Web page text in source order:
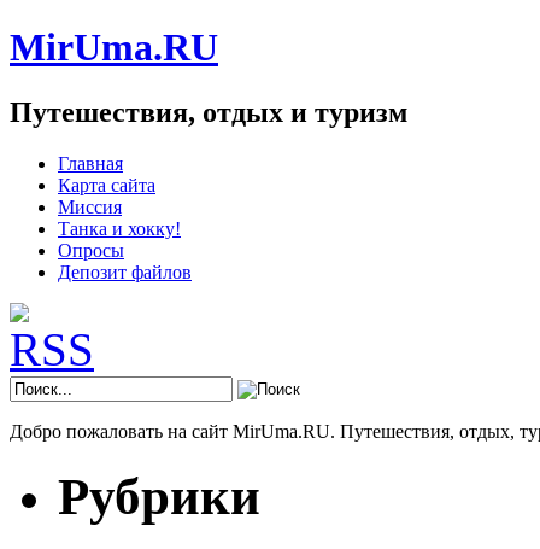
MirUma.RU
Путешествия, отдых и туризм
Главная
Карта сайта
Миссия
Танка и хокку!
Опросы
Депозит файлов
Добро пожаловать на сайт MirUma.RU. Путешествия, отдых,
Рубрики